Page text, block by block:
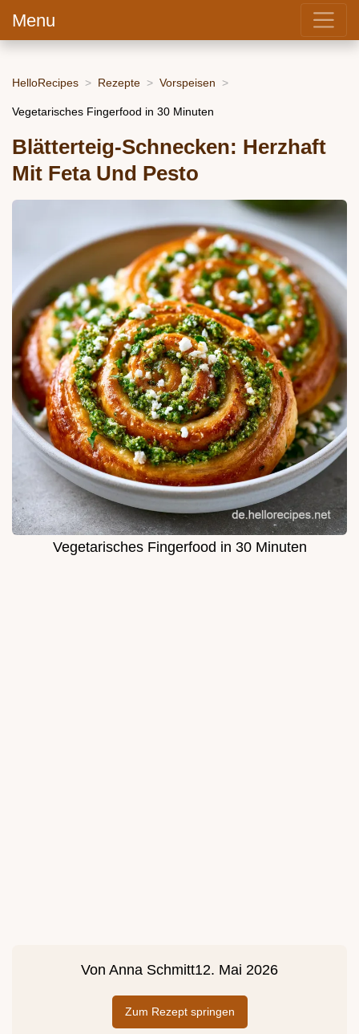
Menu
HelloRecipes Rezepte Vorspeisen
Vegetarisches Fingerfood in 30 Minuten
Blätterteig-Schnecken: Herzhaft
Mit Feta Und Pesto
Vegetarisches Fingerfood in 30 Minuten
Von Anna Schmitt12. Mai 2026
Zum Rezept springen